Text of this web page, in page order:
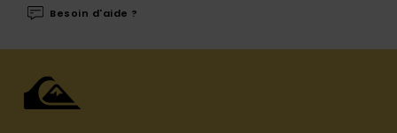
Besoin d'aide ?